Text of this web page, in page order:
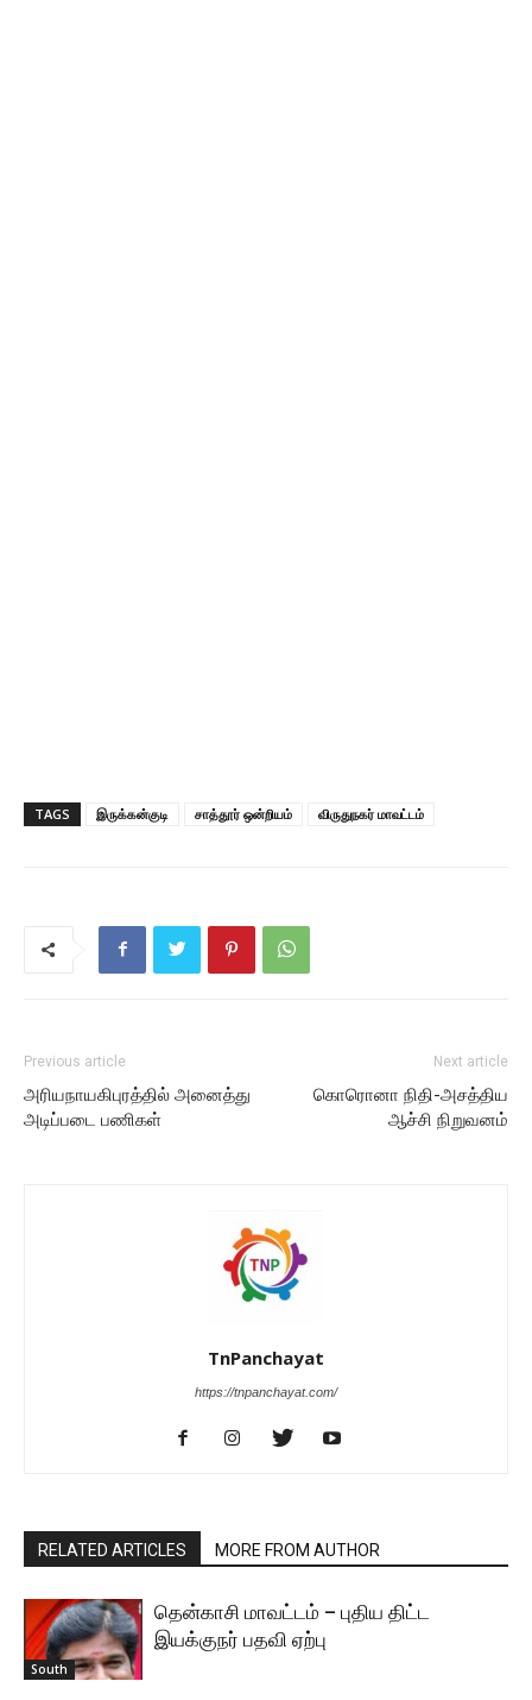
TAGS இருக்கன்குடி சாத்தூர் ஒன்றியம் விருதுநகர் மாவட்டம்
Previous article
அரியநாயகிபுரத்தில் அனைத்து
அடிப்படை பணிகள்
Next article
கொரொனா நிதி-அசத்திய
ஆச்சி நிறுவனம்
TnPanchayat
https://tnpanchayat.com/
RELATED ARTICLES MORE FROM AUTHOR
South
தென்காசி மாவட்டம் – புதிய திட்ட
இயக்குநர் பதவி ஏற்பு